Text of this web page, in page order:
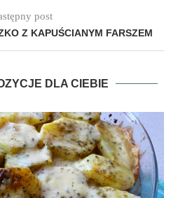
post
Z KAPUŚCIANYM FARSZEM
DLA CIEBIE